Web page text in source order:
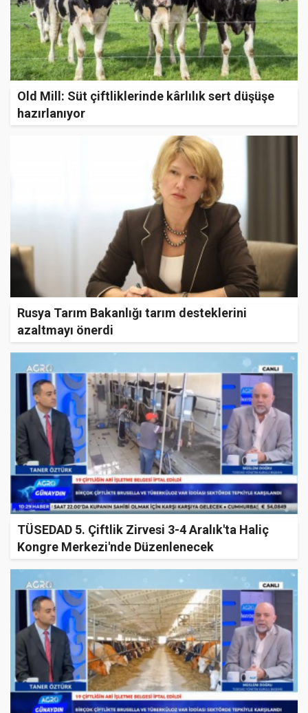
Old Mill: Süt çiftliklerinde kârlılık sert düşüşe
hazırlanıyor
Rusya Tarım Bakanlığı tarım desteklerini
azaltmayı önerdi
TÜSEDAD 5. Çiftlik Zirvesi 3-4 Aralık'ta Haliç
Kongre Merkezi'nde Düzenlenecek